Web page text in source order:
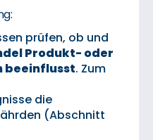
prüfen, ob und
Produkt- oder
beeinflusst. Zum
die
(Abschnitt